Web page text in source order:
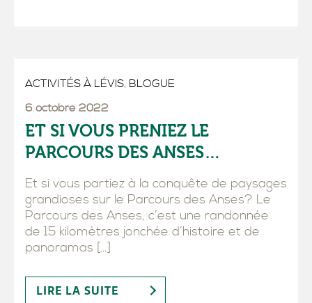
ACTIVITÉS À LÉVIS, BLOGUE
6 octobre 2022
ET SI VOUS PRENIEZ LE
PARCOURS DES ANSES…
Et si vous partiez à la conquête de paysages
grandioses sur le Parcours des Anses? Le
Parcours des Anses, c’est une randonnée
de 15 kilomètres jonchée d’histoire et de
panoramas […]
LIRE LA SUITE